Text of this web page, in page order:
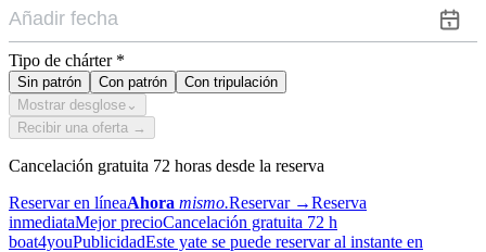
Tipo de chárter *
Sin patrón Con patrón
Con tripulación
Mostrar desglose ⌄
Recibir una oferta →
Cancelación gratuita 72 horas desde la reserva
Reservar en líneaAhora mismo.Reservar →Reserva
inmediataMejor precioCancelación gratuita 72 h
boat4youPublicidadEste yate se puede reservar al instante en